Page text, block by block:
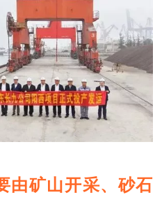
由矿山开采、砂石